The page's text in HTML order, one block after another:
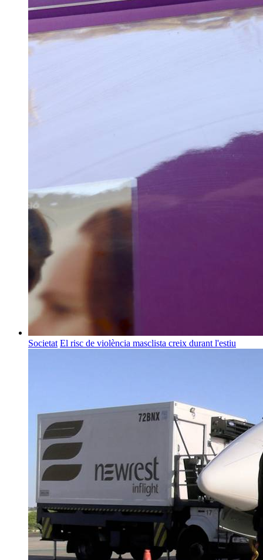
Societat El risc de violència masclista creix durant l'estiu